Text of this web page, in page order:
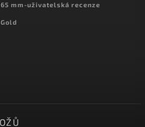
mm-uživatelská recenze